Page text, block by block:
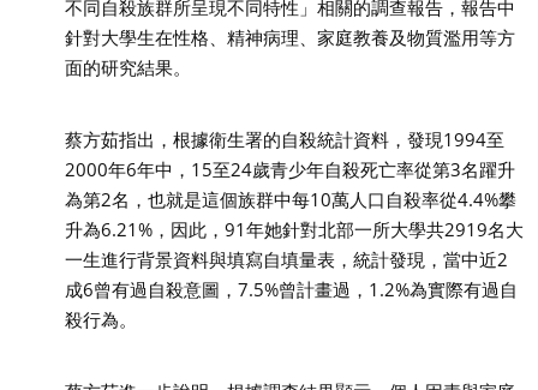
不同自殺族群所呈現不同特性」相關的調查報告，報告中
針對大學生在性格、精神病理、家庭教養及物質濫用等方
面的研究結果。
蔡方茹指出，根據衛生署的自殺統計資料，發現1994至
2000年6年中，15至24歲青少年自殺死亡率從第3名躍升
為第2名，也就是這個族群中每10萬人口自殺率從4.4%攀
升為6.21%，因此，91年她針對北部一所大學共2919名大
一生進行背景資料與填寫自填量表，統計發現，當中近2
成6曾有過自殺意圖，7.5%曾計畫過，1.2%為實際有過自
殺行為。